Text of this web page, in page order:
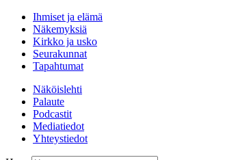
Ihmiset ja elämä
Näkemyksiä
Kirkko ja usko
Seurakunnat
Tapahtumat
Näköislehti
Palaute
Podcastit
Mediatiedot
Yhteystiedot